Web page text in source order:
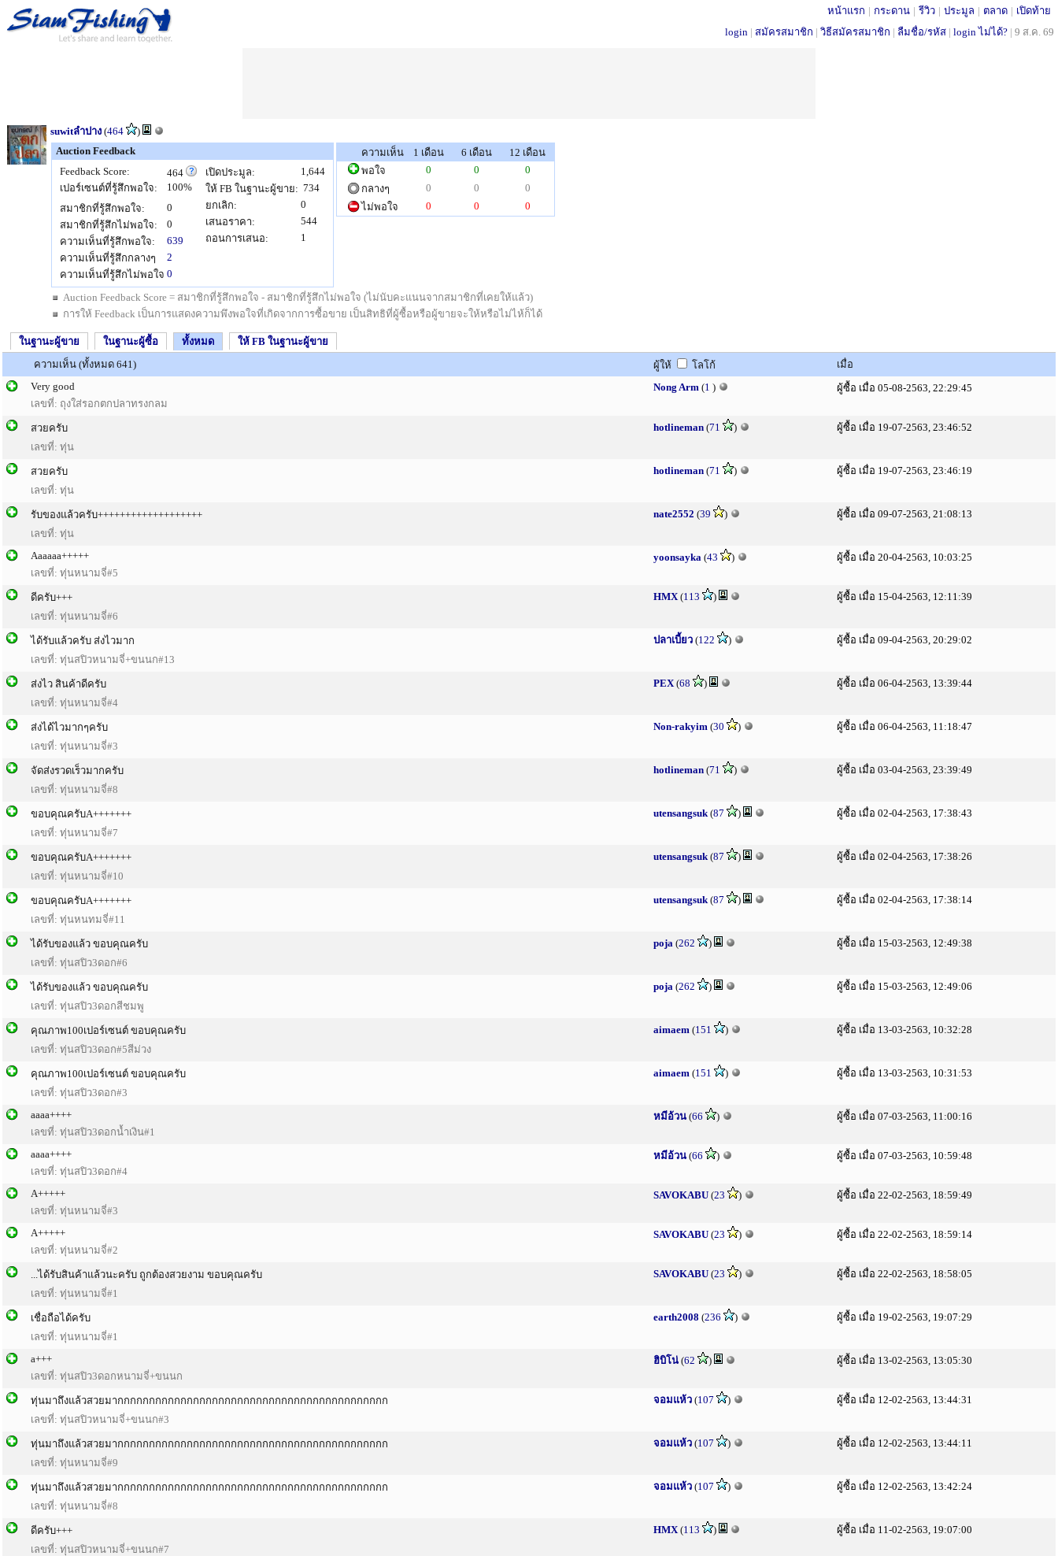
หน้าแรก | กระดาน | รีวิว | ประมูล | ตลาด | เปิดท้าย
login | สมัครสมาชิก | วิธีสมัครสมาชิก | ลืมชื่อ/รหัส | login ไม่ได้? | 9 ส.ค. 69
suwitลำปาง (464
)
Auction Feedback
Feedback Score:
464
เปอร์เซนต์ที่รู้สึกพอใจ:
100%
สมาชิกที่รู้สึกพอใจ:
0
สมาชิกที่รู้สึกไม่พอใจ:
0
ความเห็นที่รู้สึกพอใจ:
639
ความเห็นที่รู้สึกกลางๆ
2
ความเห็นที่รู้สึกไม่พอใจ 0
เปิดประมูล:
1,644
ให้ FB ในฐานะผู้ขาย: 734
ยกเลิก:
0
เสนอราคา:
544
ถอนการเสนอ:
1
ความเห็น 1 เดือน 6 เดือน
12 เดือน
พอใจ
0 0
0
กลางๆ
0 0
0
ไม่พอใจ
0 0 0
Auction Feedback Score = สมาชิกที่รู้สึกพอใจ - สมาชิกที่รู้สึกไม่พอใจ (ไม่นับคะแนนจากสมาชิกที่เคยให้แล้ว)
การให้ Feedback เป็นการแสดงความพึงพอใจที่เกิดจากการซื้อขาย เป็นสิทธิที่ผู้ซื้อหรือผู้ขายจะให้หรือไม่ไห้ก็ได้
ในฐานะผู้ขาย ในฐานะผู้ซื้อ ทั้งหมด
ให้ FB ในฐานะผู้ขาย
ความเห็น (ทั้งหมด 641)
ผู้ให้ โลโก้
เมื่อ
Very good
เลขที่: ถุงใส่รอกตกปลาทรงกลม
Nong Arm (1 ) ผู้ซื้อ เมื่อ 05-08-2563, 22:29:45
สวยครับ
เลขที่: ทุ่น
hotlineman (71 ) ผู้ซื้อ เมื่อ 19-07-2563, 23:46:52
สวยครับ
เลขที่: ทุ่น
hotlineman (71 ) ผู้ซื้อ เมื่อ 19-07-2563, 23:46:19
รับของแล้วครับ+++++++++++++++++++
เลขที่: ทุ่น
nate2552 (39 ) ผู้ซื้อ เมื่อ 09-07-2563, 21:08:13
Aaaaaa+++++
เลขที่: ทุ่นหนามจี่#5
yoonsayka (43 ) ผู้ซื้อ เมื่อ 20-04-2563, 10:03:25
ดีครับ+++
เลขที่: ทุ่นหนามจี่#6
HMX(113 ) ผู้ซื้อ เมื่อ 15-04-2563, 12:11:39
ได้รับแล้วครับ ส่งไวมาก
เลขที่: ทุ่นสปิวหนามจี่+ขนนก#13
ปลาเบี้ยว (122 ) ผู้ซื้อ เมื่อ 09-04-2563, 20:29:02
ส่งไว สินค้าดีครับ
เลขที่: ทุ่นหนามจี่#4
PEX(68 ) ผู้ซื้อ เมื่อ 06-04-2563, 13:39:44
ส่งได้ไวมากๆครับ
เลขที่: ทุ่นหนามจี่#3
Non-rakyim (30 ) ผู้ซื้อ เมื่อ 06-04-2563, 11:18:47
จัดส่งรวดเร็วมากครับ
เลขที่: ทุ่นหนามจี่#8
hotlineman (71 ) ผู้ซื้อ เมื่อ 03-04-2563, 23:39:49
ขอบคุณครับA+++++++
เลขที่: ทุ่นหนามจี่#7
utensangsuk(87 ) ผู้ซื้อ เมื่อ 02-04-2563, 17:38:43
ขอบคุณครับA+++++++
เลขที่: ทุ่นหนามจี่#10
utensangsuk(87 ) ผู้ซื้อ เมื่อ 02-04-2563, 17:38:26
ขอบคุณครับA+++++++
เลขที่: ทุ่นหนทมจี่#11
utensangsuk(87 ) ผู้ซื้อ เมื่อ 02-04-2563, 17:38:14
ได้รับของแล้ว ขอบคุณครับ
เลขที่: ทุ่นสปิว3ดอก#6
poja (262 ) ผู้ซื้อ เมื่อ 15-03-2563, 12:49:38
ได้รับของแล้ว ขอบคุณครับ
เลขที่: ทุ่นสปิว3ดอกสีชมพู
poja (262 ) ผู้ซื้อ เมื่อ 15-03-2563, 12:49:06
คุณภาพ100เปอร์เซนต์ ขอบคุณครับ
เลขที่: ทุ่นสปิว3ดอก#5สีม่วง
aimaem (151 ) ผู้ซื้อ เมื่อ 13-03-2563, 10:32:28
คุณภาพ100เปอร์เซนต์ ขอบคุณครับ
เลขที่: ทุ่นสปิว3ดอก#3
aimaem (151 ) ผู้ซื้อ เมื่อ 13-03-2563, 10:31:53
aaaa++++
เลขที่: ทุ่นสปิว3ดอกน้ำเงิน#1
หมีอ้วน (66 ) ผู้ซื้อ เมื่อ 07-03-2563, 11:00:16
aaaa++++
เลขที่: ทุ่นสปิว3ดอก#4
หมีอ้วน (66 ) ผู้ซื้อ เมื่อ 07-03-2563, 10:59:48
A+++++
เลขที่: ทุ่นหนามจี่#3
SAVOKABU (23 ) ผู้ซื้อ เมื่อ 22-02-2563, 18:59:49
A+++++
เลขที่: ทุ่นหนามจี่#2
SAVOKABU (23 ) ผู้ซื้อ เมื่อ 22-02-2563, 18:59:14
...ได้รับสินค้าแล้วนะครับ ถูกต้องสวยงาม ขอบคุณครับ
เลขที่: ทุ่นหนามจี่#1
SAVOKABU (23 ) ผู้ซื้อ เมื่อ 22-02-2563, 18:58:05
เชื่อถือได้ครับ
เลขที่: ทุ่นหนามจี่#1
earth2008 (236 ) ผู้ซื้อ เมื่อ 19-02-2563, 19:07:29
a+++
เลขที่: ทุ่นสปิว3ดอกหนามจี่+ขนนก
ฮิบิโน่ (62 ) ผู้ซื้อ เมื่อ 13-02-2563, 13:05:30
ทุ่นมาถึงแล้วสวยมากกกกกกกกกกกกกกกกกกกกกกกกกกกกกกกกกกกกกกกกกกก
เลขที่: ทุ่นสปิวหนามจี่+ขนนก#3
จอมแห้ว (107 ) ผู้ซื้อ เมื่อ 12-02-2563, 13:44:31
ทุ่นมาถึงแล้วสวยมากกกกกกกกกกกกกกกกกกกกกกกกกกกกกกกกกกกกกกกกกกก
เลขที่: ทุ่นหนามจี่#9
จอมแห้ว (107 ) ผู้ซื้อ เมื่อ 12-02-2563, 13:44:11
ทุ่นมาถึงแล้วสวยมากกกกกกกกกกกกกกกกกกกกกกกกกกกกกกกกกกกกกกกกกกก
เลขที่: ทุ่นหนามจี่#8
จอมแห้ว (107 ) ผู้ซื้อ เมื่อ 12-02-2563, 13:42:24
ดีครับ+++
เลขที่: ทุ่นสปิวหนามจี่+ขนนก#7
HMX(113 ) ผู้ซื้อ เมื่อ 11-02-2563, 19:07:00